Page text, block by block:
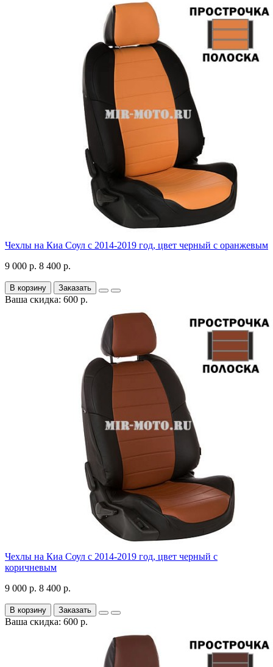
Чехлы на Киа Соул с 2014-2019 год, цвет черный с оранжевым
9 000 р. 8 400 р.
В корзину Заказать
Ваша скидка: 600 р.
Чехлы на Киа Соул с 2014-2019 год, цвет черный с
коричневым
9 000 р. 8 400 р.
В корзину Заказать
Ваша скидка: 600 р.